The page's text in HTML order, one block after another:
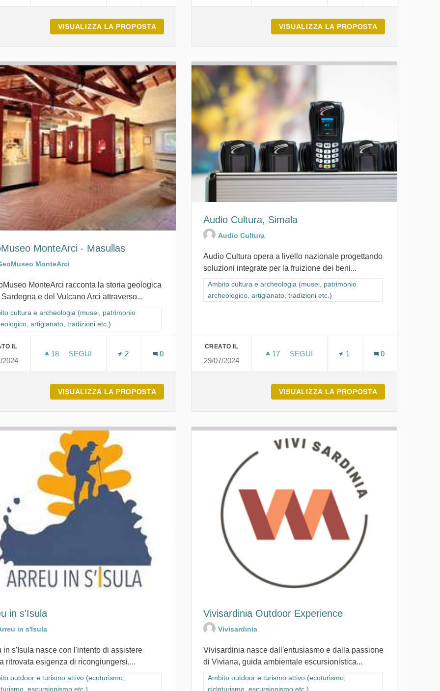
VISUALIZZA LA PROPOSTA ALBERGO DIFFUSO IL MANDORLOVISUALIZZA LA PROPOSTA
MonteArci - Masullas
MonteArci
MonteArci racconta la storia geologica
e del Vulcano Arci attraverso...
i risultati per categoria: Ambito cultura e archeologia (musei, patrimonio archeologico, artigianato, tradizioni etc.)
cultura e archeologia (musei, patrimonio
artigianato, tradizioni etc.)
IL
2024
18 18 SOSTENITORI
SEGUI
GEOMUSEO MONTEARCI - MASULLAS
2 0
VISUALIZZA LA PROPOSTA GEOMUSEO MONTEARCI - MASULLAS
Audio Cultura, Simala
Audio Cultura
Audio Cultura opera a livello nazionale progettando
soluzioni integrate per la fruizione dei beni...
Filtra i risultati per categoria: Ambito cultura e archeologia (musei,
Ambito cultura e archeologia (musei, patrimonio
archeologico, artigianato, tradizioni etc.)
CREATO IL
29/07/2024
17 17 SOSTENITORI
SEGUI
1 0
VISUALIZZA LA PROPOSTA
in s'Isula
in s'Isula
in s'Isula nasce con l'intento di assistere
ritrovata esigenza di ricongiungersi,...
i risultati per categoria: Ambito outdoor e turismo attivo (ecoturismo, cicloturismo, escursionismo etc.)
outdoor e turismo attivo (ecoturismo,
escursionismo etc.)
Vivisardinia Outdoor Experience
Vivisardinia
Vivisardinia nasce dall'entusiasmo e dalla passione
di Viviana, guida ambientale escursionistica...
Filtra i risultati per categoria: Ambito outdoor e turismo attivo (ecoturismo,
Ambito outdoor e turismo attivo (ecoturismo,
cicloturismo, escursionismo etc.)